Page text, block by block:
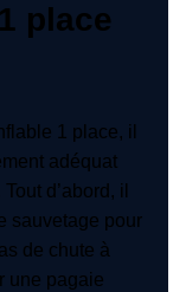
place
1 place, il
adéquat
d’abord, il
sauvetage pour
de chute à
une pagaie